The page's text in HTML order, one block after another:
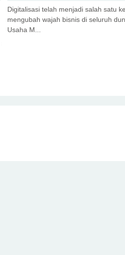
Digitalisasi telah menjadi salah satu
mengubah wajah bisnis di seluruh
Usaha M...